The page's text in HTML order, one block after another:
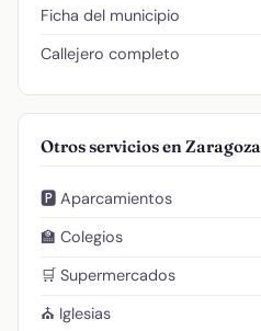
Ficha del municipio
Callejero completo
Otros servicios en Zaragoza
🅿️ Aparcamientos
🏫 Colegios
🛒 Supermercados
⛪ Iglesias